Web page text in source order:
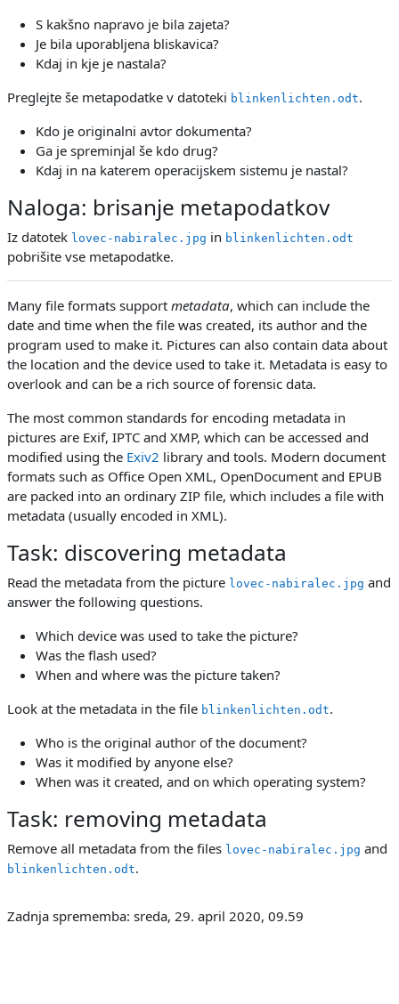
S kakšno napravo je bila zajeta?
Je bila uporabljena bliskavica?
Kdaj in kje je nastala?
Preglejte še metapodatke v datoteki blinkenlichten.odt.
Kdo je originalni avtor dokumenta?
Ga je spreminjal še kdo drug?
Kdaj in na katerem operacijskem sistemu je nastal?
Naloga: brisanje metapodatkov
Iz datotek lovec-nabiralec.jpg in blinkenlichten.odt
pobrišite vse metapodatke.
Many file formats support metadata, which can include the
date and time when the file was created, its author and the
program used to make it. Pictures can also contain data about
the location and the device used to take it. Metadata is easy to
overlook and can be a rich source of forensic data.
The most common standards for encoding metadata in
pictures are Exif, IPTC and XMP, which can be accessed and
modified using the Exiv2 library and tools. Modern document
formats such as Office Open XML, OpenDocument and EPUB
are packed into an ordinary ZIP file, which includes a file with
metadata (usually encoded in XML).
Task: discovering metadata
Read the metadata from the picture lovec-nabiralec.jpg and
answer the following questions.
Which device was used to take the picture?
Was the flash used?
When and where was the picture taken?
Look at the metadata in the file blinkenlichten.odt.
Who is the original author of the document?
Was it modified by anyone else?
When was it created, and on which operating system?
Task: removing metadata
Remove all metadata from the files lovec-nabiralec.jpg and
blinkenlichten.odt.
Zadnja sprememba: sreda, 29. april 2020, 09.59